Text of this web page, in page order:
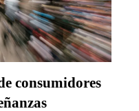
consumidores